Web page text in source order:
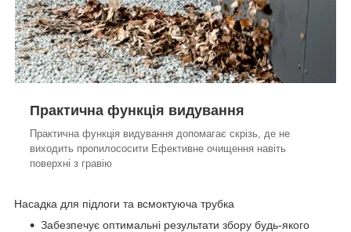
Практична функція видування
Практична функція видування допомагає скрізь, де не
виходить пропилососити Ефективне очищення навіть
поверхні з гравію
Насадка для підлоги та всмоктуюча трубка
Забезпечує оптимальні результати збору будь-якого